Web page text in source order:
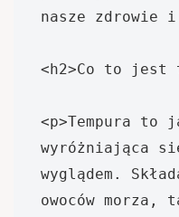
nasze zdrowie i
<h2>Co to jest
<p>Tempura to
wyróżniająca
wyglądem.
owoców